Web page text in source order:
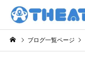
ブログ一覧ページ